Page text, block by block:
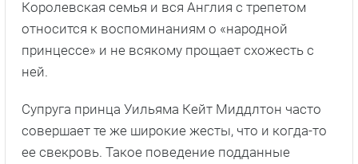
Королевская семья и вся Англия с трепетом
относится к воспоминаниям о «народной
принцессе» и не всякому прощает схожесть с
ней.
Супруга принца Уильяма Кейт Миддлтон часто
совершает те же широкие жесты, что и когда-то
ее свекровь. Такое поведение подданные